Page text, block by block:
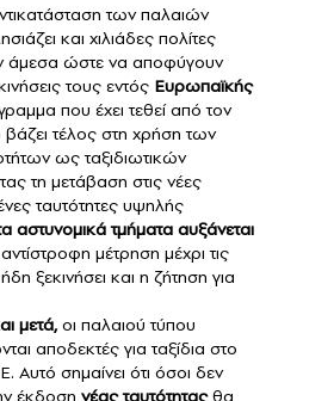
των παλαιών
και χιλιάδες πολίτες
άμεσα ώστε να αποφύγουν
τους εντός Ευρωπαϊκής
που έχει τεθεί από τον
τέλος στη χρήση των
ως ταξιδιωτικών
τη μετάβαση στις νέες
ταυτότητες υψηλής
αστυνομικά τμήματα αυξάνεται
μέτρηση μέχρι τις
ξεκινήσει και η ζήτηση για
μετά,οι παλαιού τύπου
αποδεκτές για ταξίδια στο
Αυτό σημαίνει ότι όσοι δεν
έκδοση νέας ταυτότηταςθα